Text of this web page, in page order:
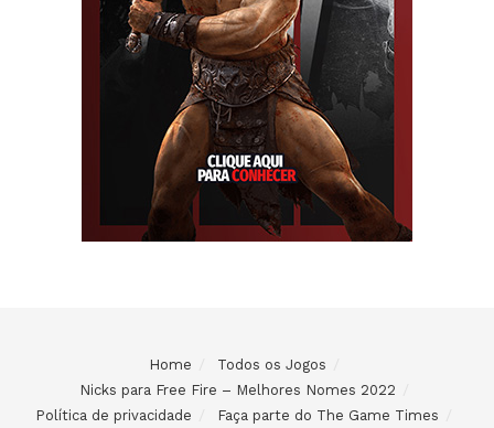
Home
Todos os Jogos
Nicks para Free Fire – Melhores Nomes 2022
Política de privacidade
Faça parte do The Game Times